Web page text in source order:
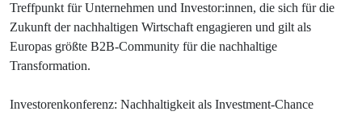
Treffpunkt für Unternehmen und Investor:innen, die sich für die
Zukunft der nachhaltigen Wirtschaft engagieren und gilt als
Europas größte B2B-Community für die nachhaltige
Transformation.
Investorenkonferenz: Nachhaltigkeit als Investment-Chance